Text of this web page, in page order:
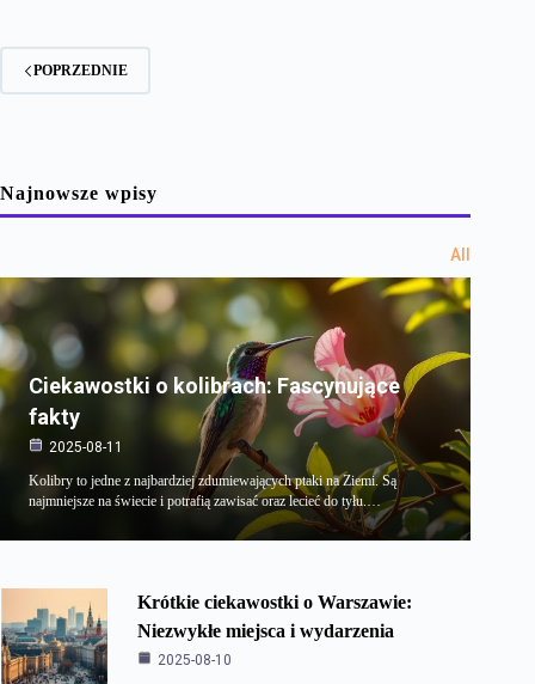
POPRZEDNIE
Najnowsze wpisy
All
Ciekawostki o kolibrach: Fascynujące
fakty
2025-08-11
Kolibry to jedne z najbardziej zdumiewających ptaki na Ziemi. Są
najmniejsze na świecie i potrafią zawisać oraz lecieć do tyłu.…
Krótkie ciekawostki o Warszawie:
Niezwykłe miejsca i wydarzenia
2025-08-10